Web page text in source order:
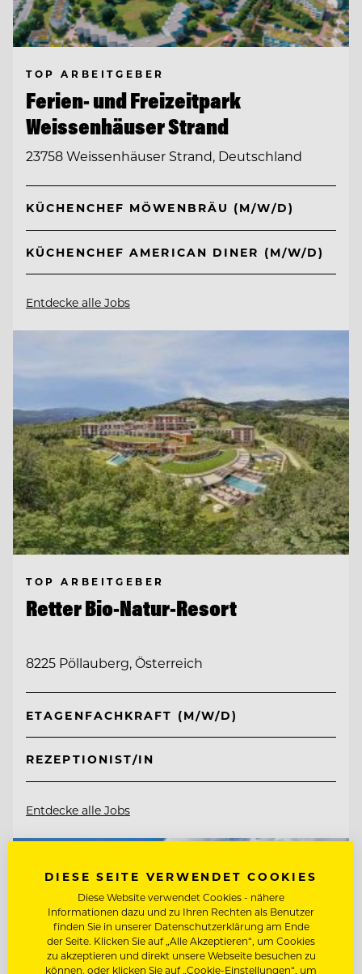
TOP ARBEITGEBER
Ferien- und Freizeitpark
Weissenhäuser Strand
23758 Weissenhäuser Strand, Deutschland
KÜCHENCHEF MÖWENBRÄU (M/W/D)
KÜCHENCHEF AMERICAN DINER (M/W/D)
Entdecke alle Jobs
TOP ARBEITGEBER
Retter Bio-Natur-Resort
8225 Pöllauberg, Österreich
ETAGENFACHKRAFT (M/W/D)
REZEPTIONIST/IN
Entdecke alle Jobs
DIESE SEITE VERWENDET COOKIES
Diese Website verwendet Cookies - nähere
Informationen dazu und zu Ihren Rechten als Benutzer
finden Sie in unserer Datenschutzerklärung am Ende
der Seite. Klicken Sie auf „Alle Akzeptieren“, um Cookies
zu akzeptieren und direkt unsere Webseite besuchen zu
können, oder klicken Sie auf „Cookie-Einstellungen“, um